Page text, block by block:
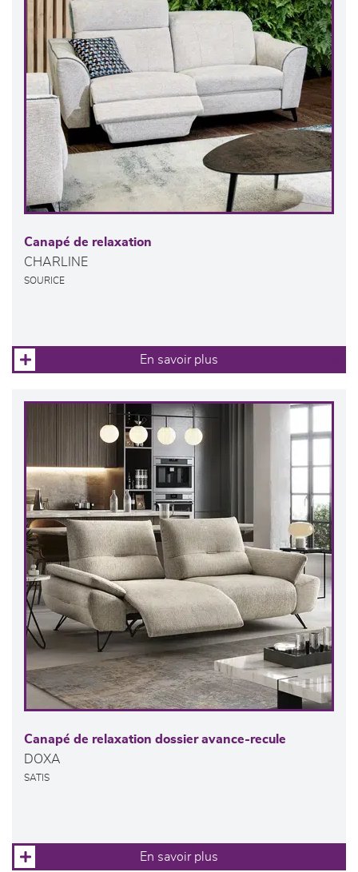
Canapé de relaxation
CHARLINE
SOURICE
En savoir plus
Canapé de relaxation dossier avance-recule
DOXA
SATIS
En savoir plus